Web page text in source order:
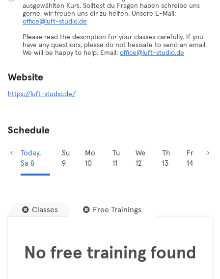
ausgewählten Kurs. Solltest du Fragen haben schreibe uns
gerne, wir freuen uns dir zu helfen. Unsere E-Mail:
office@luft-studio.de
Please read the description for your classes carefully. If you
have any questions, please do not hesisate to send an email.
We will be happy to help. Email: office@luft-studio.de
Website
https://luft-studio.de/
Schedule
Today,
Sa 8
Su
9
Mo
10
Tu
11
We
12
Th
13
Fr
14
Classes Free Trainings
No free training found